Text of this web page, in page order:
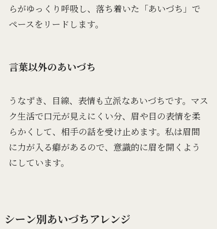
らがゆっくり呼吸し、落ち着いた「あいづち」で
ペースをリードします。
言葉以外のあいづち
うなずき、目線、表情も立派なあいづちです。マス
ク生活で口元が見えにくい分、眉や目の表情を柔
らかくして、相手の話を受け止めます。私は眉間
に力が入る癖があるので、意識的に眉を開くよう
にしています。
シーン別あいづちアレンジ